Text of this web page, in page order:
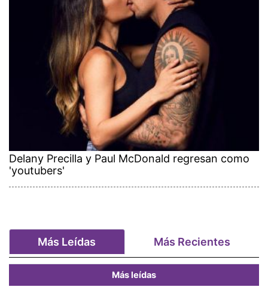
Delany Precilla y Paul McDonald regresan como
'youtubers'
Más Leídas Más Recientes
Más leídas